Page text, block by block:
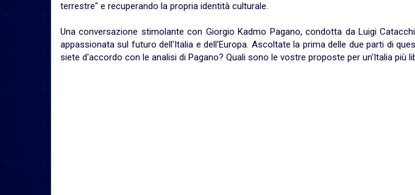
terrestre" e recuperando la propria identità culturale.
Una conversazione stimolante con Giorgio Kadmo Pagano, condotta da Luigi
appassionata sul futuro dell'Italia e dell'Europa. Ascoltate la prima delle due parti di
siete d'accordo con le analisi di Pagano? Quali sono le vostre proposte per un'Italia più